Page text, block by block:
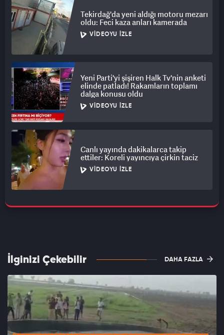
Tekirdağ'da yeni aldığı motoru mezarı
oldu: Feci kaza anları kamerada
VIDEOYU İZLE
Yeni Parti'yi şişiren Halk Tv'nin anketi
elinde patladı! Rakamların toplamı
dalga konusu oldu
VIDEOYU İZLE
Canlı yayında dakikalarca takip
ettiler: Koreli yayıncıya çirkin taciz
VIDEOYU İZLE
İlginizi Çekebilir DAHA FAZLA